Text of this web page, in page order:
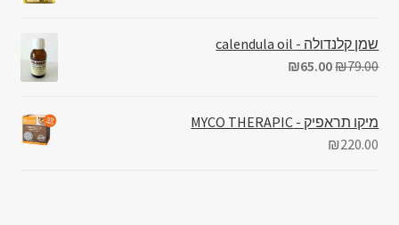
שמן קלנדולה - calendula oil
₪79.00
₪65.00
מיקו תראפיק - MYCO THERAPIC
₪220.00